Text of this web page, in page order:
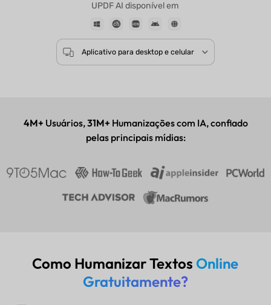
UPDF AI disponível em
4M+ Usuários,31M+ Humanizações com IA, confiado
pelas principais mídias:
Como Humanizar Textos Online
Gratuitamente?